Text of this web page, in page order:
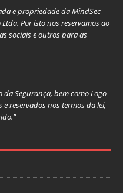
e propriedade da MindSec
Por isto nos reservamos ao
sociais e outros para as
da Segurança, bem como Logo
reservados nos termos da lei,